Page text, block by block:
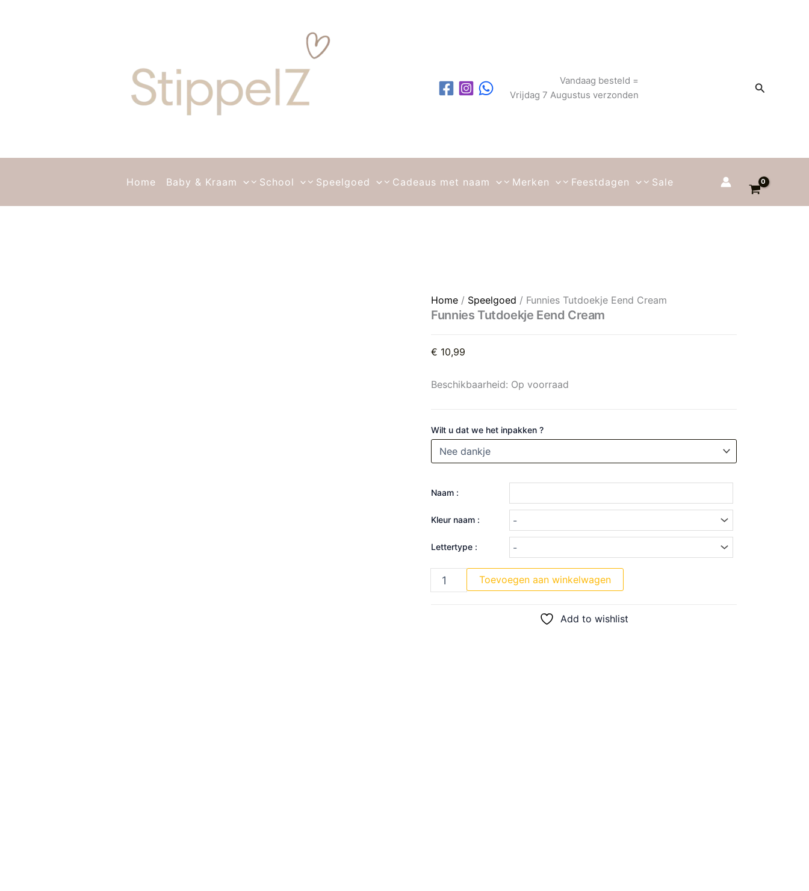
Vandaag besteld =
Vrijdag 7 Augustus verzonden
Zoeken
Home Baby & Kraam School Speelgoed Cadeaus met naam Merken Feestdagen Sale
Home / Speelgoed / Funnies Tutdoekje Eend Cream
Funnies Tutdoekje Eend Cream
€ 10,99
Beschikbaarheid: Op voorraad
Wilt u dat we het inpakken ?
Naam :
Kleur naam :
Lettertype :
Funnies Tutdoekje Eend Cream aantal
Toevoegen aan winkelwagen
Add to wishlist